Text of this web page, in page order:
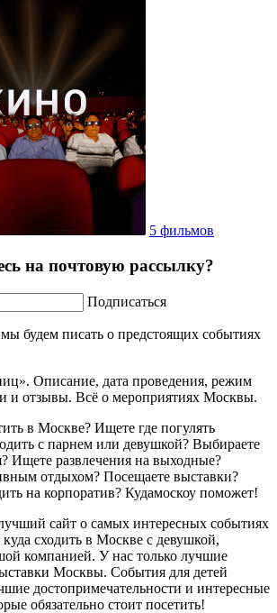
5 фильмов
на почтовую рассылку?
Подписаться
будем писать о предстоящих событиях
Описание, дата проведения, режим
и отзывы. Всё о мероприятиях Москвы.
в Москве? Ищете где погулять
с парнем или девушкой? Выбираете
Ищете развлечения на выходные?
отдыхом? Посещаете выставки?
на корпоратив? Кудамоскоу поможет!
сайт о самых интересных событиях
сходить в Москве с девушкой,
компанией. У нас только лучшие
Москвы. События для детей
достопримечательности и интересные
обязательно стоит посетить!